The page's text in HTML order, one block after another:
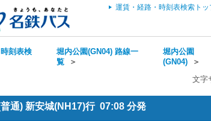
運賃・経路・時刻表検索トッ
刻表検
堀内公園(GN04) 路線一
覧＞
堀内公園
(GN04)＞
文字
通) 新安城(NH17)行 07:08 分発